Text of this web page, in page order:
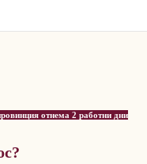
отнема 2 работни дни